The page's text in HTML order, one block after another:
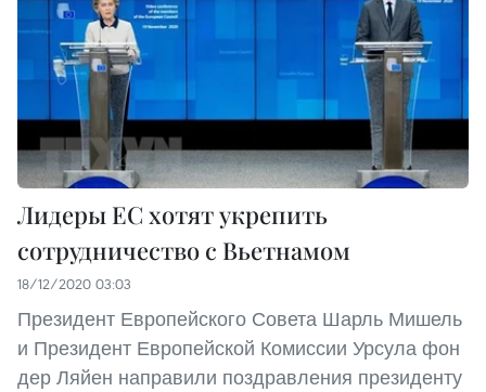
Лидеры ЕС хотят укрепить
сотрудничество с Вьетнамом
18/12/2020 03:03
Президент Европейского Совета Шарль Мишель
и Президент Европейской Комиссии Урсула фон
дер Ляйен направили поздравления президенту